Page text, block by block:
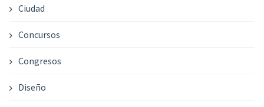
Ciudad
Concursos
Congresos
Diseño